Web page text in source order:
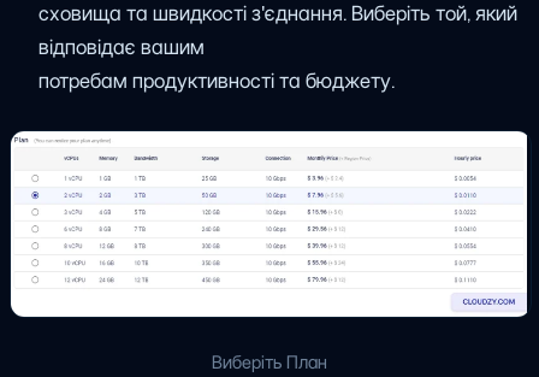
сховища та швидкості з'єднання. Виберіть той, який
відповідає вашим
потребам продуктивності та бюджету.
Виберіть План